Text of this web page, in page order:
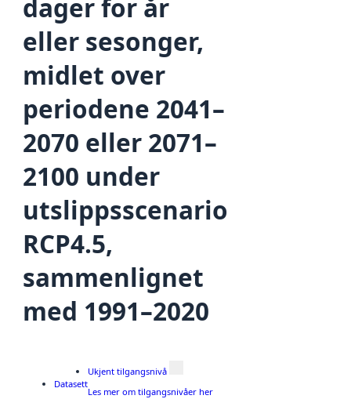
dager for år
eller sesonger,
midlet over
periodene 2041–
2070 eller 2071–
2100 under
utslippsscenario
RCP4.5,
sammenlignet
med 1991–2020
Datasett
Ukjent tilgangsnivå
Les mer om tilgangsnivåer her